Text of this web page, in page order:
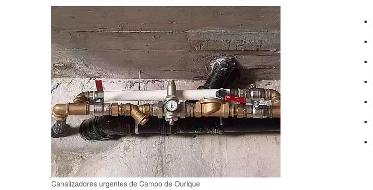
Canalizadores urgentes de Campo de Ourique